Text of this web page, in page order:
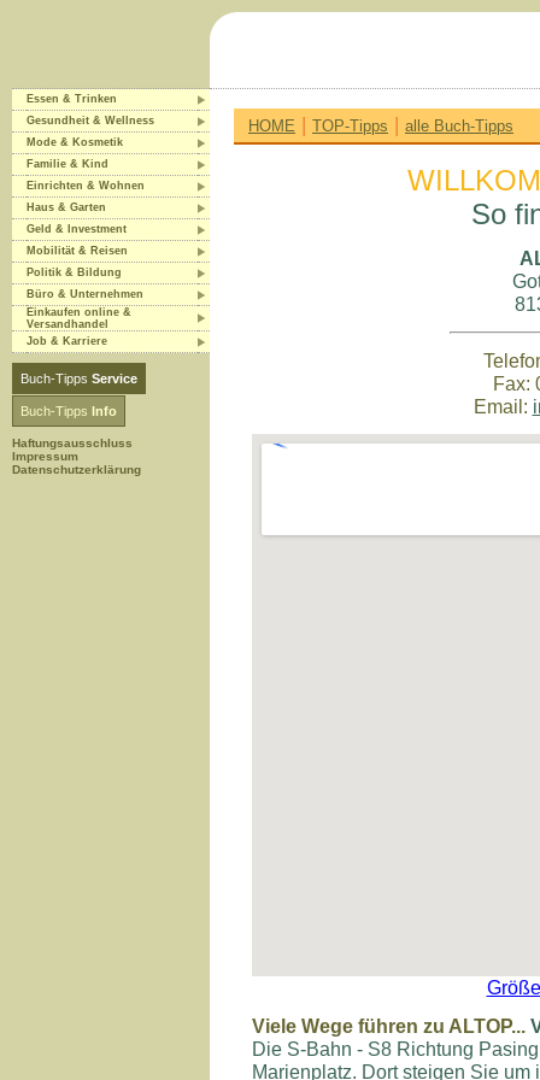
Essen & Trinken
Gesundheit & Wellness
Mode & Kosmetik
Familie & Kind
Einrichten & Wohnen
Haus & Garten
Geld & Investment
Mobilität & Reisen
Politik & Bildung
Büro & Unternehmen
Einkaufen online &
Versandhandel
Job & Karriere
Buch-Tipps Service
Buch-Tipps Info
Haftungsausschluss
Impressum
Datenschutzerklärung
HOME | TOP-Tipps | alle Buch-Tipps
So
Fax:
Email:
Viele Wege führen zu ALTOP...
Die S-Bahn - S8 Richtung
Marienplatz. Dort steigen Sie